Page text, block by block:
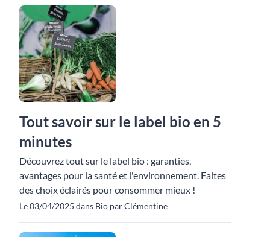
Tout savoir sur le label bio en 5
minutes
Découvrez tout sur le label bio : garanties,
avantages pour la santé et l'environnement. Faites
des choix éclairés pour consommer mieux !
Le 03/04/2025 dans Bio par Clémentine